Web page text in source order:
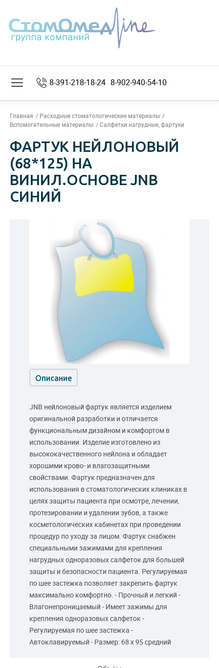
8-391-218-18-24 8-902-940-54-10
Главная
Расходные стоматологические материалы
Вспомогательные материалы
Салфетки нагрудные, фартуки
ФАРТУК НЕЙЛОНОВЫЙ
(68*125) НА
ВИНИЛ.ОСНОВЕ JNB
СИНИЙ
Описание
JNB нейлоновый фартук является изделием
оригинальной разработки и отличается
функциональным дизайном и комфортом в
использовании. Изделие изготовлено из
высококачественного нейлона и обладает
хорошими крово- и влагозащитными
свойствами. Фартук предназначен для
использования в стоматологических клиниках в
целях защиты пациента при осмотре, лечении,
протезировании и удалении зубов, а также
косметологических кабинетах при проведении
процедур по уходу за лицом. Фартук снабжен
специальными зажимами для крепления
нагрудных одноразовых салфеток для большей
защиты и безопасности пациента. Регулируемая
по шее застежка позволяет закрепить фартук
максимально комфортно. - Прочный и легкий -
Влагонепроницаемый - Имеет зажимы для
крепления одноразовых салфеток -
Регулируемая по шее застежка -
Автоклавируемый - Размер: 68 x 95 средний